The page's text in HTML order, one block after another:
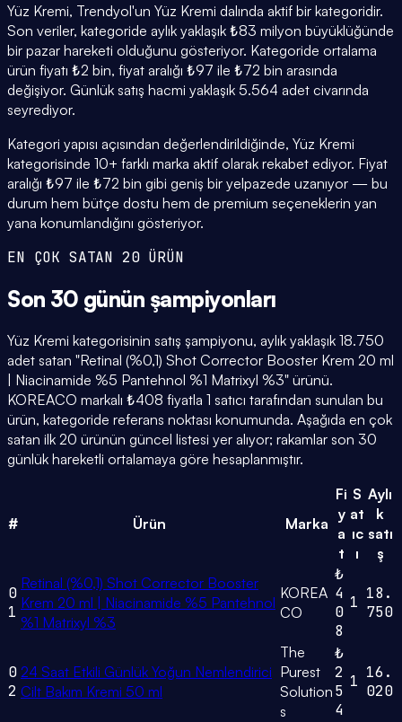
Yüz Kremi, Trendyol'un Yüz Kremi dalında aktif bir kategoridir.
Son veriler, kategoride aylık yaklaşık ₺83 milyon büyüklüğünde
bir pazar hareketi olduğunu gösteriyor. Kategoride ortalama
ürün fiyatı ₺2 bin, fiyat aralığı ₺97 ile ₺72 bin arasında
değişiyor. Günlük satış hacmi yaklaşık 5.564 adet civarında
seyrediyor.
Kategori yapısı açısından değerlendirildiğinde, Yüz Kremi
kategorisinde 10+ farklı marka aktif olarak rekabet ediyor. Fiyat
aralığı ₺97 ile ₺72 bin gibi geniş bir yelpazede uzanıyor — bu
durum hem bütçe dostu hem de premium seçeneklerin yan
yana konumlandığını gösteriyor.
EN ÇOK SATAN 20 ÜRÜN
Son 30 günün şampiyonları
Yüz Kremi kategorisinin satış şampiyonu, aylık yaklaşık 18.750
adet satan "Retinal (%0,1) Shot Corrector Booster Krem 20 ml
| Niacinamide %5 Pantehnol %1 Matrixyl %3" ürünü.
KOREACO markalı ₺408 fiyatla 1 satıcı tarafından sunulan bu
ürün, kategoride referans noktası konumunda. Aşağıda en çok
satan ilk 20 ürünün güncel listesi yer alıyor; rakamlar son 30
günlük hareketli ortalamaya göre hesaplanmıştır.
# Ürün Marka
Fi
y
a
t
S
at
ıc
ı
Aylı
k
satı
ş
0
1
Retinal (%0,1) Shot Corrector Booster
Krem 20 ml | Niacinamide %5 Pantehnol
%1 Matrixyl %3
KOREA
CO
₺
4
0
8
1 18.
750
0
2
24 Saat Etkili Günlük Yoğun Nemlendirici
Cilt Bakım Kremi 50 ml
The
Purest
Solution
s
₺
2
5
4
1 16.
020